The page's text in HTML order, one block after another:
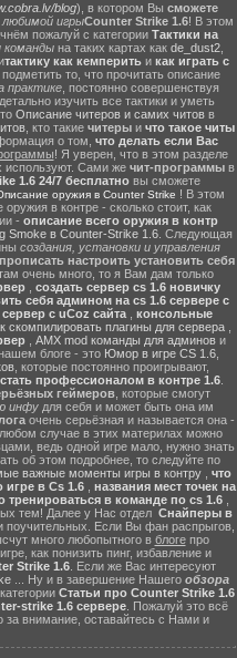
blog), в котором Вы сможете
игрыCounter Strike 1.6! В этом
пожалуй с категории Тактики на
командына таких картах как de_dust2,
тактику как кемперитьи как играть с
то, что прочитать описание
практике, постоянно совершенствуя
изучить все тактики и уметь
Описание читеров и самих читов в
, кто такие читеры и что такое читы
о том, что делать если Вас
! Я уверен, что в этом разделе
используют. Сами же чит-программыв
1.6 24/7 бесплатновы сможете
оружия в Counter Strike ! В этом
в контре - сколько стоит, как
- описание всего оружия в контр
Smoke в Counter-Strike 1.6 . Следующая
создания, установки и управления
прописать настроить установить себя
очень много, то я Вам дам только
создать сервер cs 1.6 новичку
себя админом на cs 1.6 сервере с
с uCoz сайта, консольные
скомпилировать плагины для сервера
, AMX mod команды для админови
блоге - это Юмор в игре CS 1.6
, которые постоянно проигрывают,
профессионалом в контре 1.6
геймеров , которые смогут
инфу для себя и может быть она им
очень серьёзная и называется она -
случае в этих материлах можно
ведь одной игре мало, нужно знать
об этом подробнее, то следуйте по
важные моменты игры в контру, что
игре в Cs 1.6
названия мест точек на
тренироваться в команде по cs 1.6,
тем! Далее у Нас отдел Снайперы в
поучительных. Если Вы фан распрыгов,
много любопытного в блогепро
как понизить пинг, избавление и
Strike 1.6 . Если же Вас интересуют
... Ну и в завершение Нашего обзора
Статьи про Counter Strike 1.6
strike 1.6 сервере. Пожалуй это всё
за внимание, оставайтесь с Нами и